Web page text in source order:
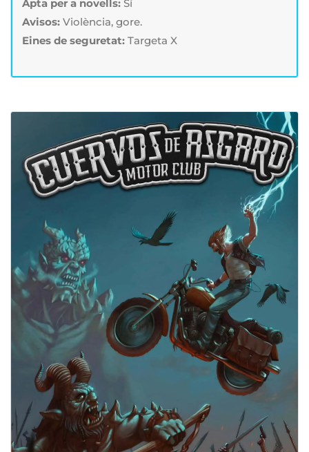
Apta per a novells: Sí
Avisos: Violència, gore.
Eines de seguretat: Targeta X